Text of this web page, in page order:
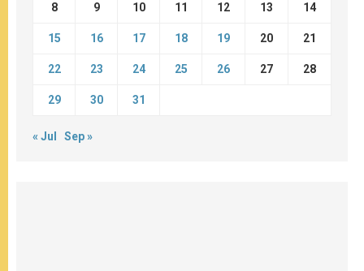
8 9 10 11 12 13 14
15 16 17 18 19 20 21
22 23 24 25 26 27 28
29 30 31
« Jul Sep »